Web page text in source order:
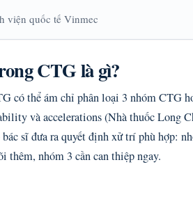
viện quốc tế Vinmec
CTG là gì?
có thể ám chỉ phân loại 3 nhóm CTG
và accelerations (Nhà thuốc Long
sĩ đưa ra quyết định xử trí phù hợp:
thêm, nhóm 3 cần can thiệp ngay.